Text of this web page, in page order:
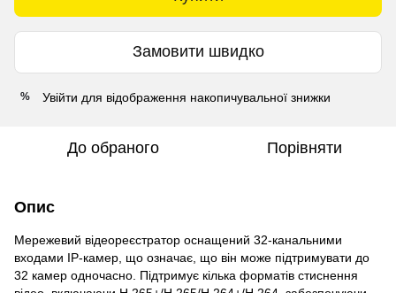
Замовити швидко
% Увійти для відображення накопичувальної знижки
До обраного Порівняти
Опис
Мережевий відеореєстратор оснащений 32-канальними
входами IP-камер, що означає, що він може підтримувати до
32 камер одночасно. Підтримує кілька форматів стиснення